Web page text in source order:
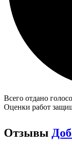
Всего отдано
Оценки работ
Отзывы